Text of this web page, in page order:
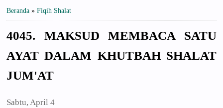
Beranda » Fiqih Shalat
4045. MAKSUD MEMBACA SATU
AYAT DALAM KHUTBAH SHALAT
JUM'AT
Sabtu, April 4